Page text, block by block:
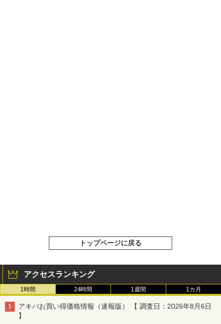
トップページに戻る
アクセスランキング
1時間 24時間 1週間 1カ月
アキバお買い得価格情報（速報版） 【 調査日：2026年8月6日
】